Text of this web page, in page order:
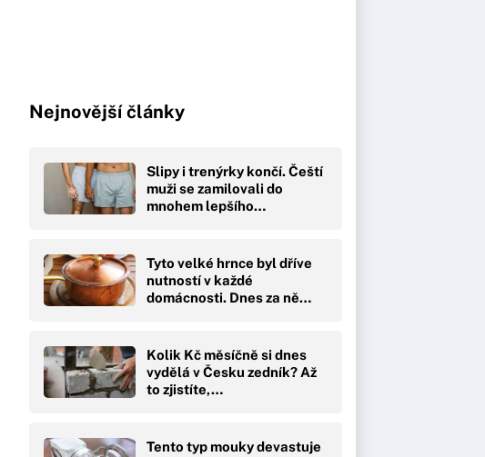
Nejnovější články
Slipy i trenýrky končí. Čeští
muži se zamilovali do
mnohem lepšího…
Tyto velké hrnce byl dříve
nutností v každé
domácnosti. Dnes za ně…
Kolik Kč měsíčně si dnes
vydělá v Česku zedník? Až
to zjistíte,…
Tento typ mouky devastuje